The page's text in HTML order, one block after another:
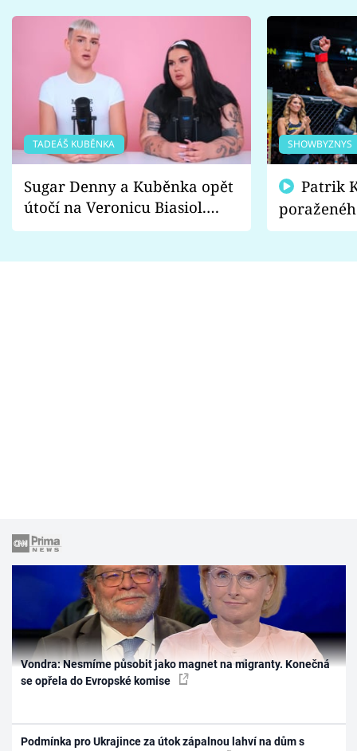
TADEÁŠ KUBĚNKA
Sugar Denny a Kuběnka opět
útočí na Veronicu Biasiol.
Proč je podle nich falešná a
SHOWBYZNYS
fanoušci
Vondra: Nesmíme působit jako magnet na migranty. Konečná
se opřela do Evropské komise
Podmínka pro Ukrajince za útok zápalnou lahví na dům s